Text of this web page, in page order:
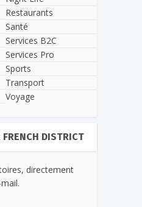
Restaurants
Santé
Services B2C
Services Pro
Sports
Transport
Voyage
FRENCH DISTRICT
directement